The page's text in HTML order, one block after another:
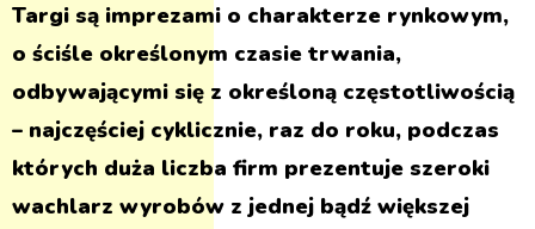
Targi są imprezami o charakterze rynkowym,
o ściśle określonym czasie trwania,
odbywającymi się z określoną częstotliwością
– najczęściej cyklicznie, raz do roku, podczas
których duża liczba firm prezentuje szeroki
wachlarz wyrobów z jednej bądź większej